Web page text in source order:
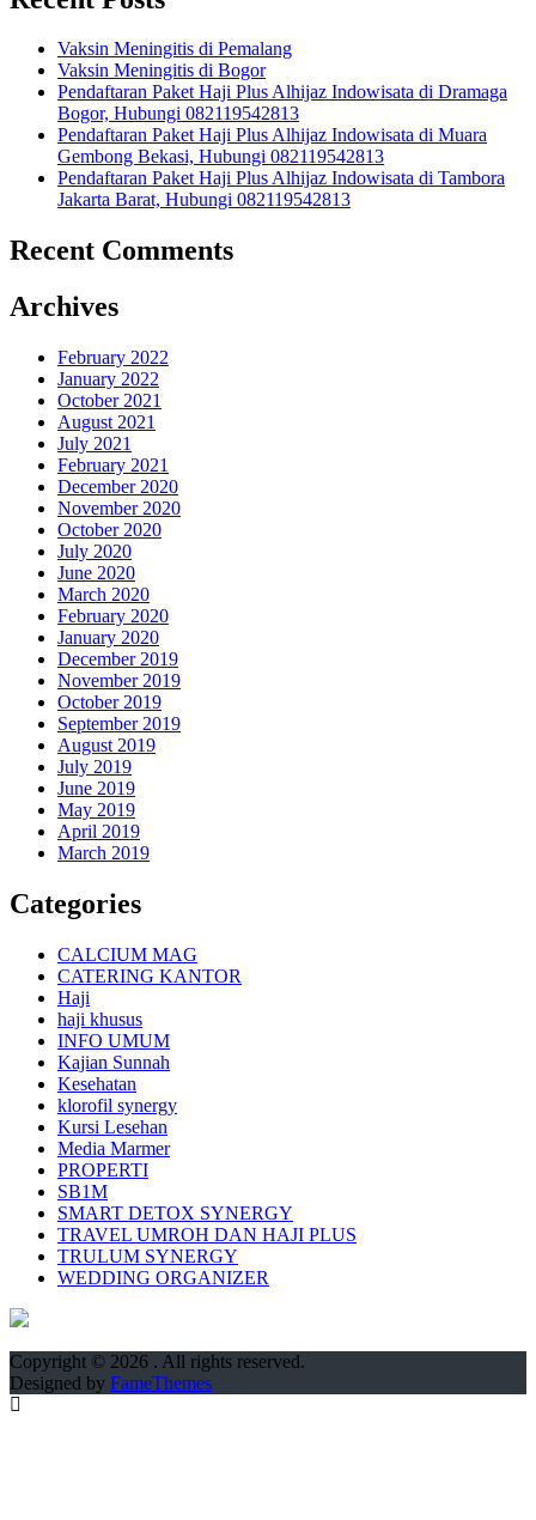
Vaksin Meningitis di Pemalang
Vaksin Meningitis di Bogor
Pendaftaran Paket Haji Plus Alhijaz Indowisata di Dramaga
Bogor, Hubungi 082119542813
Pendaftaran Paket Haji Plus Alhijaz Indowisata di Muara
Gembong Bekasi, Hubungi 082119542813
Pendaftaran Paket Haji Plus Alhijaz Indowisata di Tambora
Jakarta Barat, Hubungi 082119542813
Recent Comments
Archives
February 2022
January 2022
October 2021
August 2021
July 2021
February 2021
December 2020
November 2020
October 2020
July 2020
June 2020
March 2020
February 2020
January 2020
December 2019
November 2019
October 2019
September 2019
August 2019
July 2019
June 2019
May 2019
April 2019
March 2019
Categories
CALCIUM MAG
CATERING KANTOR
Haji
haji khusus
INFO UMUM
Kajian Sunnah
Kesehatan
klorofil synergy
Kursi Lesehan
Media Marmer
PROPERTI
SB1M
SMART DETOX SYNERGY
TRAVEL UMROH DAN HAJI PLUS
TRULUM SYNERGY
WEDDING ORGANIZER
Copyright © 2026 . All rights reserved.
Designed by FameThemes